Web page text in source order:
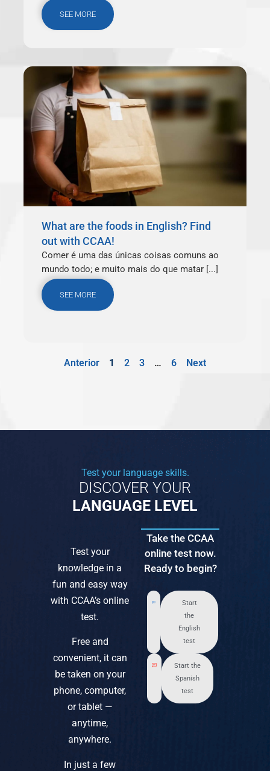
SEE MORE
What are the foods in English? Find
out with CCAA!
Comer é uma das únicas coisas comuns ao
mundo todo; e muito mais do que matar [...]
SEE MORE
Anterior 1 2 3 … 6 Next
Test your language skills.
DISCOVER YOUR
LANGUAGE LEVEL
Test your
knowledge in a
fun and easy way
with CCAA’s online
test.
Free and
convenient, it can
be taken on your
phone, computer,
or tablet —
anytime,
anywhere.
In just a few
Take the CCAA
online test now.
Ready to begin?
Start
the
English
test
Start the
Spanish
test